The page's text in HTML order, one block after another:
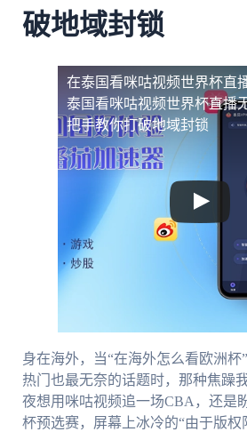
破地域封锁
在泰国看咪咕视频世界杯直
泰国看咪咕视频世界杯直播
把手教你打破地域封锁
身在海外，当“在海外怎么看欧洲杯
热门也最无奈的话题时，那种焦躁
夜想用咪咕视频追一场CBA，还是
杯预选赛，屏幕上冰冷的“由于版